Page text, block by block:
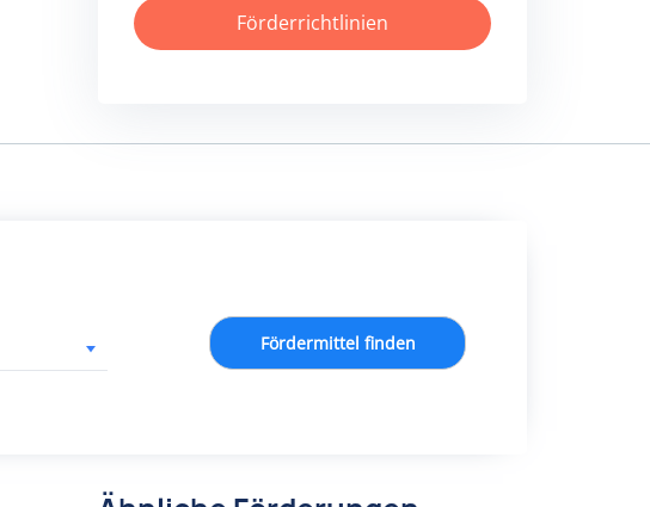
Förderrichtlinien
Fördermittel finden